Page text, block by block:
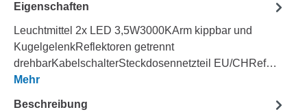
Eigenschaften
Leuchtmittel 2x LED 3,5W3000KArm kippbar und
KugelgelenkReflektoren getrennt
drehbarKabelschalterSteckdosennetzteil EU/CHRef…
Mehr
Beschreibung